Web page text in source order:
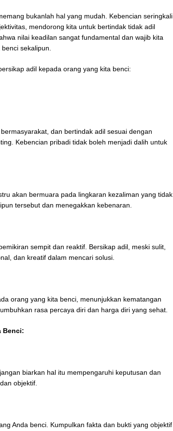
bukanlah hal yang mudah. Kebencian seringkali
mendorong kita untuk bertindak tidak adil
nilai keadilan sangat fundamental dan wajib kita
sekalipun.
adil kepada orang yang kita benci:
dan bertindak adil sesuai dengan
Kebencian pribadi tidak boleh menjadi dalih untuk
akan bermuara pada lingkaran kezaliman yang tidak
tersebut dan menegakkan kebenaran.
sempit dan reaktif. Bersikap adil, meski sulit,
dan kreatif dalam mencari solusi.
orang yang kita benci, menunjukkan kematangan
rasa percaya diri dan harga diri yang sehat.
Benci:
biarkan hal itu mempengaruhi keputusan dan
objektif.
Anda benci. Kumpulkan fakta dan bukti yang objektif